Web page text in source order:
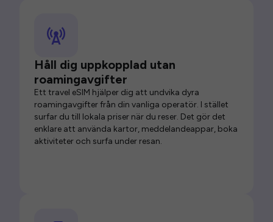
Håll dig uppkopplad utan
roamingavgifter
Ett travel eSIM hjälper dig att undvika dyra
roamingavgifter från din vanliga operatör. I stället
surfar du till lokala priser när du reser. Det gör det
enklare att använda kartor, meddelandeappar, boka
aktiviteter och surfa under resan.